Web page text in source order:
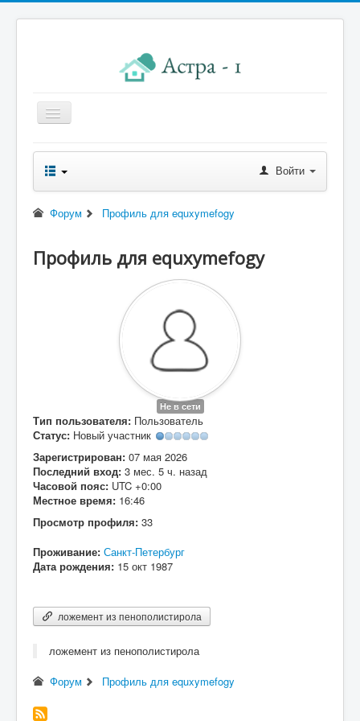
Главная
Новости правления
Начисления к оплате
Реквизиты
Войти
Форум Профиль для equxymefogy
Профиль для equxymefogy
Не в сети
Тип пользователя: Пользователь
Статус: Новый участник
Зарегистрирован: 07 мая 2026
Последний вход: 3 мес. 5 ч. назад
Часовой пояс: UTC +0:00
Местное время: 16:46
Просмотр профиля: 33
Проживание: Санкт-Петербург
Дата рождения: 15 окт 1987
ложемент из пенополистирола
ложемент из пенополистирола
Форум
Профиль для equxymefogy